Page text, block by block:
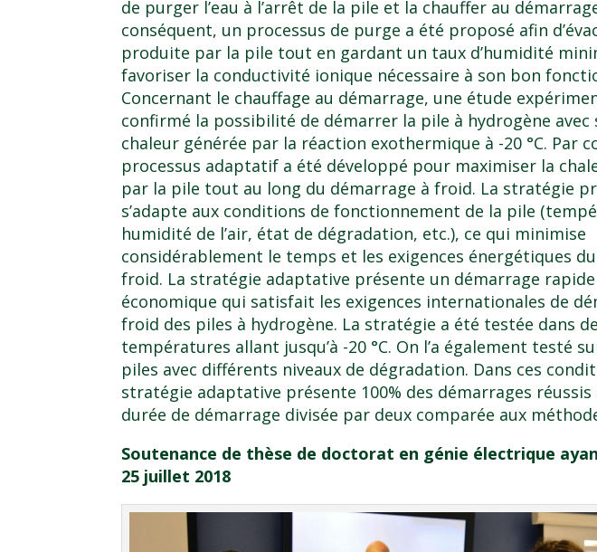
de purger l’eau à l’arrêt de la pile et la chauffer au
conséquent, un processus de purge a été proposé afin
produite par la pile tout en gardant un taux d’humidité
favoriser la conductivité ionique nécessaire à son bon
Concernant le chauffage au démarrage, une étude
confirmé la possibilité de démarrer la pile à hydrogène avec
chaleur générée par la réaction exothermique à -20 °C. Par
processus adaptatif a été développé pour maximiser la
par la pile tout au long du démarrage à froid. La stratégie
s’adapte aux conditions de fonctionnement de la pile
humidité de l’air, état de dégradation, etc.), ce qui minimise
considérablement le temps et les exigences énergétiques
froid. La stratégie adaptative présente un démarrage
économique qui satisfait les exigences internationales de
froid des piles à hydrogène. La stratégie a été testée dans
températures allant jusqu’à -20 °C. On l’a également testé
piles avec différents niveaux de dégradation. Dans ces
stratégie adaptative présente 100% des démarrages réussis
durée de démarrage divisée par deux comparée aux
Soutenance de thèse de doctorat en génie électrique
25 juillet 2018